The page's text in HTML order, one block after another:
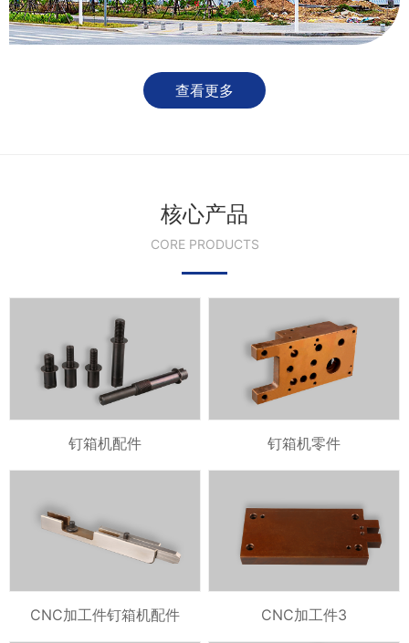
查看更多
核心产品
CORE PRODUCTS
钉箱机配件 钉箱机零件
CNC加工件钉箱机配件 CNC加工件3